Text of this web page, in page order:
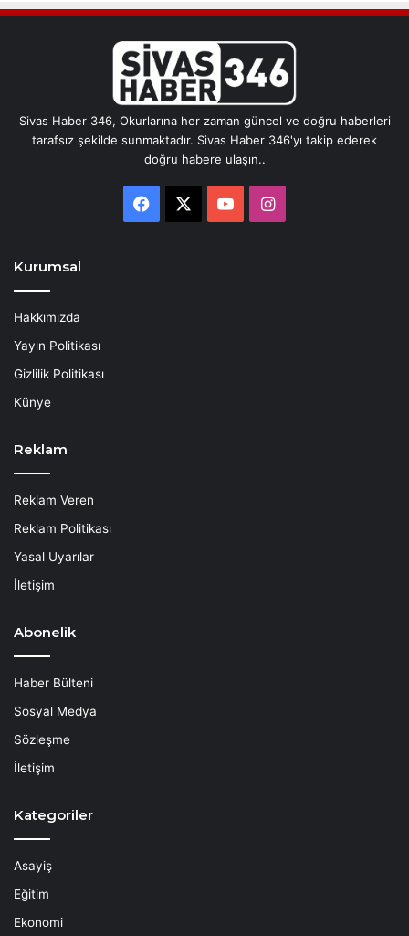
Sivas Haber 346, Okurlarına her zaman güncel ve doğru haberleri
tarafsız şekilde sunmaktadır. Sivas Haber 346'yı takip ederek
doğru habere ulaşın..
Facebook YouTubeInstagram
Kurumsal
Hakkımızda
Yayın Politikası
Gizlilik Politikası
Künye
Reklam
Reklam Veren
Reklam Politikası
Yasal Uyarılar
İletişim
Abonelik
Haber Bülteni
Sosyal Medya
Sözleşme
İletişim
Kategoriler
Asayiş
Eğitim
Ekonomi